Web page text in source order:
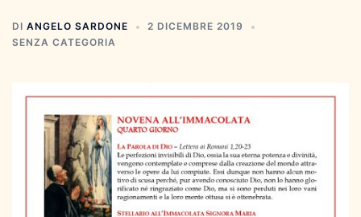
DI ANGELO SARDONE
2 DICEMBRE 2019
SENZA CATEGORIA